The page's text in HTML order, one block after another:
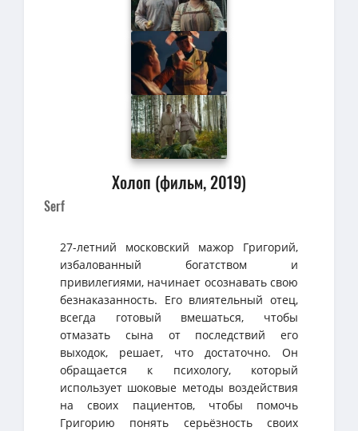
Холоп (фильм, 2019)
Serf
27-летний московский мажор Григорий,
избалованный богатством и
привилегиями, начинает осознавать свою
безнаказанность. Его влиятельный отец,
всегда готовый вмешаться, чтобы
отмазать сына от последствий его
выходок, решает, что достаточно. Он
обращается к психологу, который
использует шоковые методы воздействия
на своих пациентов, чтобы помочь
Григорию понять серьёзность своих